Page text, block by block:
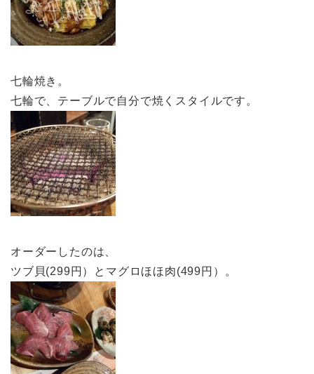
七輪焼き。
七輪で、テーブルで自分で焼くスタイルです。
オーダーしたのは、
ツブ貝(299円）とマグロほほ肉(499円）。